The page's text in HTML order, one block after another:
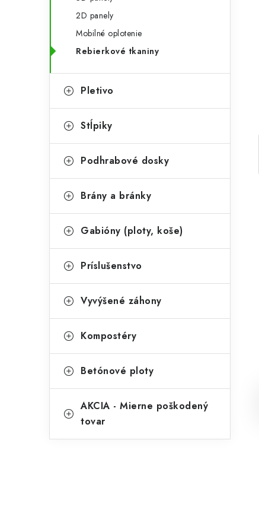
ý
p
a
e
g
ó
i
2D panely
Mobilné oplotenie
Rebierkové tkaniny
Pletivo
Stĺpiky
Podhrabové dosky
Brány a bránky
Gabióny (ploty, koše)
Príslušenstvo
Vyvýšené záhony
Kompostéry
Betónové ploty
AKCIA - Mierne poškodený
tovar